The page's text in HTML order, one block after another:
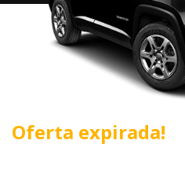
Oferta expirada!